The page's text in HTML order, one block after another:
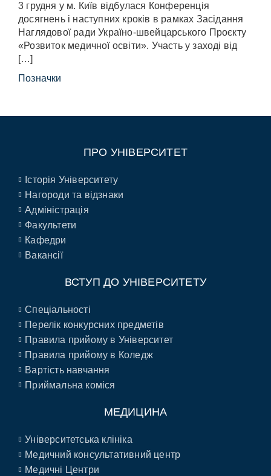
3 грудня у м. Київ відбулася Конференція
досягнень і наступних кроків в рамках Засідання
Наглядової ради Україно-швейцарського Проєкту
«Розвиток медичної освіти». Участь у заході від
[…]
Позначки
ПРО УНІВЕРСИТЕТ
Історія Університету
Нагороди та відзнаки
Адміністрація
Факультети
Кафедри
Вакансії
ВСТУП ДО УНІВЕРСИТЕТУ
Спеціальності
Перелік конкурсних предметів
Правила прийому в Університет
Правила прийому в Коледж
Вартість навчання
Приймальна коміся
МЕДИЦИНА
Університетська клініка
Медичний консультативний центр
Медичні Центри